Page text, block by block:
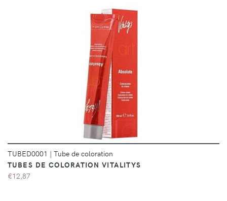
DÉTAILS
TUBED0001 | Tube de coloration
TUBES DE COLORATION VITALITYS
€12,87